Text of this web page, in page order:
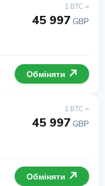
1 BTC =
45 997 GBP
Обміняти
1 BTC =
45 997 GBP
Обміняти